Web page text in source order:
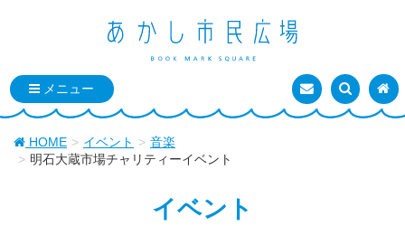
お問い合わせ
検索を表
ト
HOME イベント
音楽
明石大蔵市場チャリティーイベント
イベント